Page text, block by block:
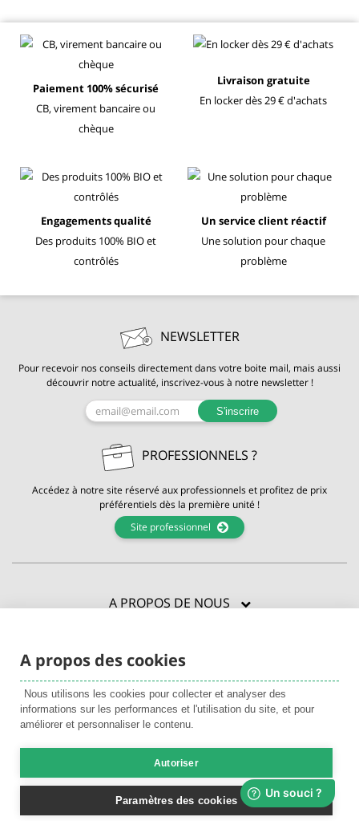
A propos des cookies
Nous utilisons les cookies pour collecter et analyser des
informations sur les performances et l'utilisation du site, et pour
améliorer et personnaliser le contenu.
Autoriser
Paramètres des cookies
Paiement 100% sécurisé
CB, virement bancaire ou
chèque
Livraison gratuite
En locker dès 29 € d'achats
Engagements qualité
Des produits 100% BIO et
contrôlés
Un service client réactif
Une solution pour chaque
problème
NEWSLETTER
Pour recevoir nos conseils directement dans votre boite mail, mais aussi
découvrir notre actualité, inscrivez-vous à notre newsletter !
S'inscrire
PROFESSIONNELS ?
Accédez à notre site réservé aux professionnels et profitez de prix
préférentiels dès la première unité !
Site professionnel
A PROPOS DE NOUS
ENVIE D'EN VOIR PLUS ?
paiement|Utilisation des cookies
Achats sécurisés